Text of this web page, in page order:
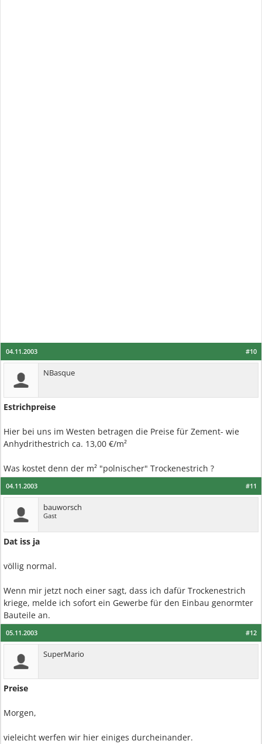
#10
04.11.2003
NBasque
Estrichpreise
Hier bei uns im Westen betragen die Preise für Zement- wie
Anhydrithestrich ca. 13,00 €/m²
Was kostet denn der m² "polnischer" Trockenestrich ?
#11
04.11.2003
bauworsch
Gast
Dat iss ja
völlig normal.
Wenn mir jetzt noch einer sagt, dass ich dafür Trockenestrich
kriege, melde ich sofort ein Gewerbe für den Einbau genormter
Bauteile an.
#12
05.11.2003
SuperMario
Preise
Morgen,
vieleicht werfen wir hier einiges durcheinander.